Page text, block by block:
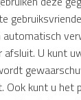
afsluit. U kunt
Ook kunt u het